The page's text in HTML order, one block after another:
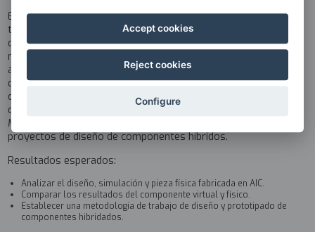
El principal objetivo de este reto es crear una metodología de
trabajo óptima aplicada al diseño, simulación y prototipado de
componentes de automoción hibridados que combinen al
mismo tiempo diferentes materiales como composites y
aceros. En este sentido, se pretende correlar los resultados
obtenidos durante la fase de diseño y simulación con la
caracterización de pieza física prototipada aplicando, entre
otros, principios de la metodología DFM (Design for
Manufacturing). Con ello se sientan las bases de futuros
proyectos de diseño de componentes híbridos.
Resultados esperados:
Analizar el diseño, simulación y pieza física fabricada en AIC.
Comparar los resultados del componente virtual y físico.
Establecer una metodología de trabajo de diseño y prototipado de
componentes hibridados.
Accept cookies
Reject cookies
Configure